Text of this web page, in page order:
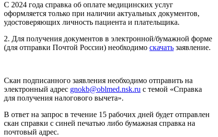
С 2024 года справка об оплате медицинских услуг
оформляется только при наличии актуальных документов,
удостоверяющих личность пациента и плательщика.
2. Для получения документов в электронной/бумажной форме
(для отправки Почтой России) необходимо скачать заявление.
Скан подписанного заявления необходимо отправить на
электронный адрес gnokb@oblmed.nsk.ru с темой «Справка
для получения налогового вычета».
В ответ на запрос в течение 15 рабочих дней будет отправлен
скан справки с синей печатью либо бумажная справка на
почтовый адрес.